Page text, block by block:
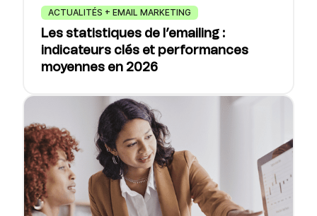
ACTUALITÉS + EMAIL MARKETING
Les statistiques de l’emailing :
indicateurs clés et performances
moyennes en 2026